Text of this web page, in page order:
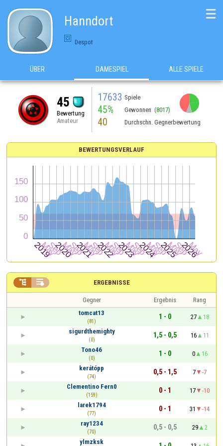
Hanndort
Despot
☰
ÜBER DAMESPIEL ALLE SPIELE
45
Bewertung
Amateur
17633 Spiele
45% Gewonnen (8017)
40 Durchschn. Gegnerbewertung
BEWERTUNGSVERLAUF
ERGEBNISSE
 
Gegner Ergebnis
Rang
tomcat13
(81)
1 - 0 27
18
sigurdthemighty
(0)
1,5 - 0,5 16
11
Tono46
(0)
1 - 0 0
16
kerátópp
(74)
0,5 - 1,5 7
-7
Clementino Fern0
(159)
0 - 1 17
-10
larek1794
(77)
0 - 1 31
-14
ray1234
(70)
0,5 - 0,5 29
2
ylmzksk